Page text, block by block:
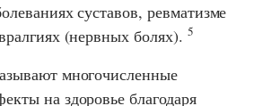
суставов, ревматизме
(нервных болях). 5
многочисленные
на здоровье благодаря